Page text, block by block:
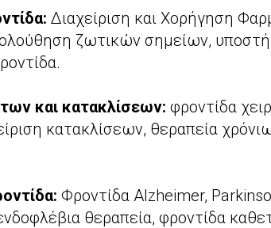
Διαχείριση και Χορήγηση
ζωτικών σημείων,
και κατακλίσεων: φροντίδα
κατακλίσεων, θεραπεία
Φροντίδα Alzheimer,
θεραπεία, φροντίδα